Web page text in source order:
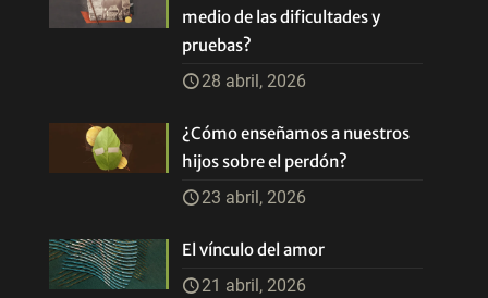
medio de las dificultades y
pruebas?
28 abril, 2026
¿Cómo enseñamos a nuestros
hijos sobre el perdón?
23 abril, 2026
El vínculo del amor
21 abril, 2026